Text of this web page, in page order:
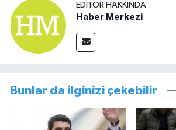
EDITÖR HAKKINDA
Haber Merkezi
Bunlar da ilginizi çekebilir